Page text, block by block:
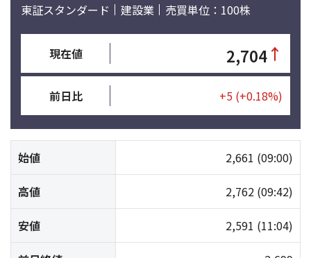
東証スタンダード 建設業 売買単位：100株
現在値 2,704↑
前日比 +5 (+0.18%)
始値 2,661 (09:00)
高値 2,762 (09:42)
安値 2,591 (11:04)